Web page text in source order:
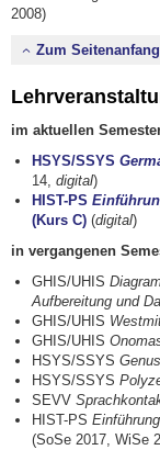
2008)
Zum Seitenanfang
im aktuellen
HSYS/SSYS
14,digital)
HIST-PS
(Kurs C) (digital)
in vergangenen
GHIS/UHIS
Aufbereitung und
GHIS/UHIS
GHIS/UHIS
HSYS/SSYSGenus
HSYS/SSYS
SEVV
HIST-PS
(SoSe 2017, WiSe